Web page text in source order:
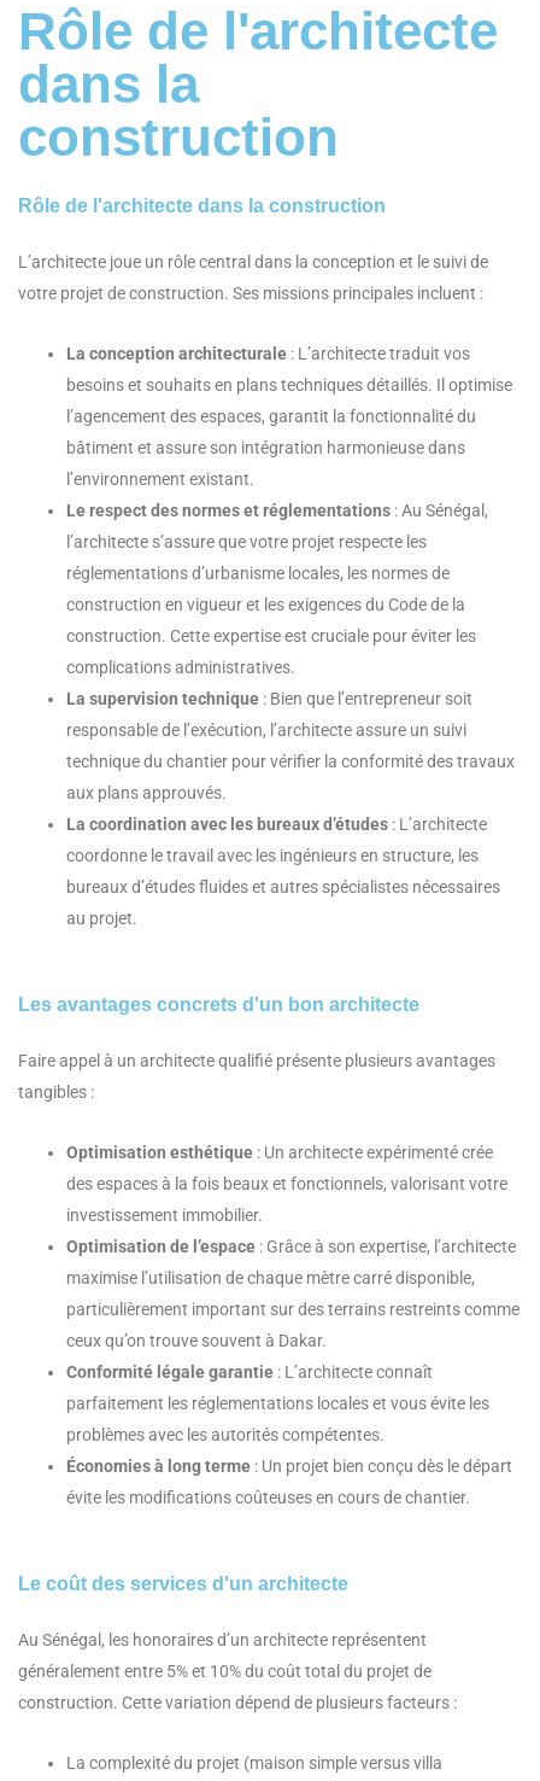
Rôle de l'architecte
dans la
construction
Rôle de l'architecte dans la construction
L’architecte joue un rôle central dans la conception et le suivi de
votre projet de construction. Ses missions principales incluent :
La conception architecturale : L’architecte traduit vos
besoins et souhaits en plans techniques détaillés. Il optimise
l’agencement des espaces, garantit la fonctionnalité du
bâtiment et assure son intégration harmonieuse dans
l’environnement existant.
Le respect des normes et réglementations : Au Sénégal,
l’architecte s’assure que votre projet respecte les
réglementations d’urbanisme locales, les normes de
construction en vigueur et les exigences du Code de la
construction. Cette expertise est cruciale pour éviter les
complications administratives.
La supervision technique : Bien que l’entrepreneur soit
responsable de l’exécution, l’architecte assure un suivi
technique du chantier pour vérifier la conformité des travaux
aux plans approuvés.
La coordination avec les bureaux d’études : L’architecte
coordonne le travail avec les ingénieurs en structure, les
bureaux d’études fluides et autres spécialistes nécessaires
au projet.
Les avantages concrets d'un bon architecte
Faire appel à un architecte qualifié présente plusieurs avantages
tangibles :
Optimisation esthétique : Un architecte expérimenté crée
des espaces à la fois beaux et fonctionnels, valorisant votre
investissement immobilier.
Optimisation de l’espace : Grâce à son expertise, l’architecte
maximise l’utilisation de chaque mètre carré disponible,
particulièrement important sur des terrains restreints comme
ceux qu’on trouve souvent à Dakar.
Conformité légale garantie : L’architecte connaît
parfaitement les réglementations locales et vous évite les
problèmes avec les autorités compétentes.
Économies à long terme : Un projet bien conçu dès le départ
évite les modifications coûteuses en cours de chantier.
Le coût des services d'un architecte
Au Sénégal, les honoraires d’un architecte représentent
généralement entre 5% et 10% du coût total du projet de
construction. Cette variation dépend de plusieurs facteurs :
La complexité du projet (maison simple versus villa